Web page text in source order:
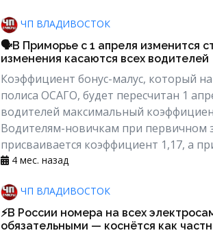
ЧП ВЛАДИВОСТОК
🗣В Приморье с 1 апреля изменится
изменения касаются всех водителей
Коэффициент бонус-малус, который
полиса ОСАГО, будет пересчитан 1
водителей максимальный
Водителям-новичкам при первичном
присваивается коэффициент 1,17, а
4 мес. назад
ЧП ВЛАДИВОСТОК
⚡️В России номера на всех
обязательными — коснётся как